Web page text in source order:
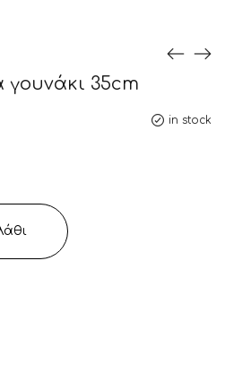
35cm
in stock